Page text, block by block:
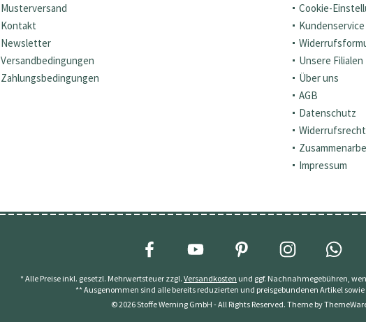
Musterversand
Kontakt
Newsletter
Versandbedingungen
Zahlungsbedingungen
Cookie-
Unsere Filialen
Über uns
AGB
Datenschutz
Widerrufsrecht
Impressum
* Alle Preise inkl. gesetzl. Mehrwertsteuer zzgl. Versandkosten und ggf. Nachnahmegebühren,
** Ausgenommen sind alle bereits reduzierten und preisgebundenen Artikel
© 2026 Stoffe Werning GmbH - All Rights Reserved. Theme by